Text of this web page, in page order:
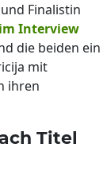
Finalistin
Interview
die beiden ein
mit
ihren
Titel